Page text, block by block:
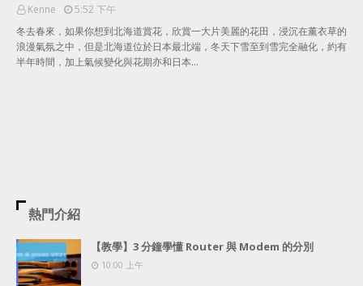
Kenne
5:52 下午
冬去春來，如果你想到北海道賞花，欣賞一大片美麗的花田，浸沉在薰衣草的
浪漫氣氛之中，但是北海道位於日本最北端，冬天下雪至到雪完全融化，約有
半年時間，加上氣候變化與花期亦和日本…
熱門介紹
【教學】3 分鐘學懂 Router 與 Modem 的分別
10:00 上午